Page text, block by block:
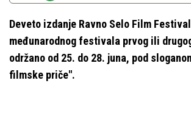
Deveto izdanje Ravno Selo Film
međunarodnog festivala prvog ili
održano od 25. do 28. juna, pod
filmske priče".